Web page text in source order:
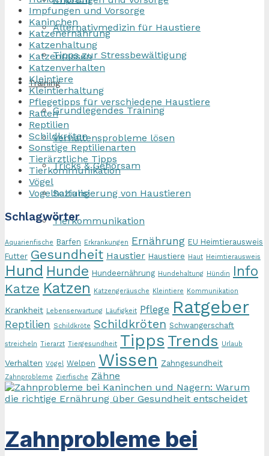
Alternativmedizin für Haustiere
Tipps zur Stressbewältigung
Training
Grundlegendes Training
Verhaltensprobleme lösen
Tricks & Gehorsam
Sozialisierung von Haustieren
Tierkommunikation
Impfungen und Vorsorge
Kaninchen
Katzenernährung
Katzenhaltung
Katzenrassen
Katzenverhalten
Kleintiere
Kleintierhaltung
Pflegetipps für verschiedene Haustiere
Ratten
Reptilien
Schildkröten
Sonstige Reptilienarten
Tierärztliche Tipps
Tierkommunikation
Vögel
Vogelhaltung
Schlagwörter
Aquarienfische Barfen Erkrankungen Ernährung EU Heimtierausweis
Futter Gesundheit Haustier Haustiere Haut Heimtierausweis
Hund Hunde Hundeernährung Hundehaltung Hündin Info
Katze Katzen Katzengeräusche Kleintiere Kommunikation
Krankheit Lebenserwartung Läufigkeit Pflege Ratgeber
Reptilien Schildkröte Schildkröten Schwangerschaft
streicheln Tierarzt Tiergesundheit Tipps Trends Urlaub
Verhalten Vögel Welpen Wissen Zahngesundheit
Zahnprobleme Zierfische Zähne
Zahnprobleme bei